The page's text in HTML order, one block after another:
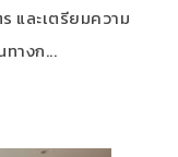
และเตรียมความ
างก...